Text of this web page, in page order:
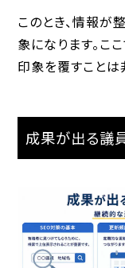
このとき、情報が
象になります。こ
印象を覆すことは
成果が出る議